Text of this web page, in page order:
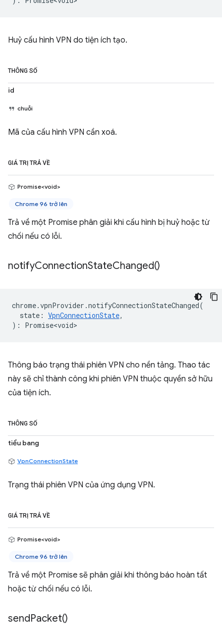
Huỷ cấu hình VPN do tiện ích tạo.
THÔNG SỐ
id
chuỗi
Mã của cấu hình VPN cần xoá.
GIÁ TRỊ TRẢ VỀ
Promise<void>
Chrome 96 trở lên
Trả về một Promise phân giải khi cấu hình bị huỷ hoặc từ
chối nếu có lỗi.
notifyConnectionStateChanged()
chrome.vpnProvider .notifyConnectionStateChanged(
state : VpnConnectionState,
) : Promise<void>
Thông báo trạng thái phiên VPN cho nền tảng. Thao tác
này sẽ chỉ thành công khi phiên VPN thuộc quyền sở hữu
của tiện ích.
THÔNG SỐ
tiểu bang
VpnConnectionState
Trạng thái phiên VPN của ứng dụng VPN.
GIÁ TRỊ TRẢ VỀ
Promise<void>
Chrome 96 trở lên
Trả về một Promise sẽ phân giải khi thông báo hoàn tất
hoặc từ chối nếu có lỗi.
sendPacket()